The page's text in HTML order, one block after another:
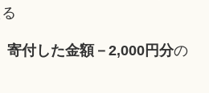
寄付した金額－2,000円分の